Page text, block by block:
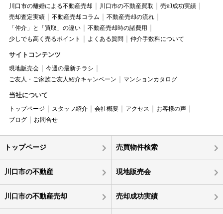
川口市の離婚による不動産売却
川口市の不動産買取
売却成功実績
売却査定実績
不動産売却コラム
不動産売却の流れ
「仲介」と「買取」の違い
不動産売却時の諸費用
少しでも高く売るポイント
よくある質問 仲介手数料について
サイトコンテンツ
現地販売会
今週の最新チラシ
ご友人・ご家族ご友人紹介キャンペーン
マンションカタログ
当社について
トップページ スタッフ紹介 会社概要 アクセス
お客様の声
ブログ
お問合せ
トップページ 売買物件検索
川口市の不動産 現地販売会
川口市の不動産売却 売却成功実績